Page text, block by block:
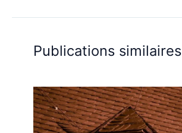
Publications similaires